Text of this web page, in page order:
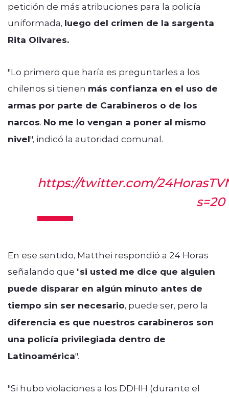
petición de más atribuciones para la policía
uniformada, luego del crimen de la sargenta
Rita Olivares.
"Lo primero que haría es preguntarles a los
chilenos si tienen más confianza en el uso de
armas por parte de Carabineros o de los
narcos. No me lo vengan a poner al mismo
nivel", indicó la autoridad comunal.
https://twitter.com/
s=20
En ese sentido, Matthei respondió a 24 Horas
señalando que "si usted me dice que alguien
puede disparar en algún minuto antes de
tiempo sin ser necesario, puede ser, pero la
diferencia es que nuestros carabineros son
una policía privilegiada dentro de
Latinoamérica".
"Si hubo violaciones a los DDHH (durante el